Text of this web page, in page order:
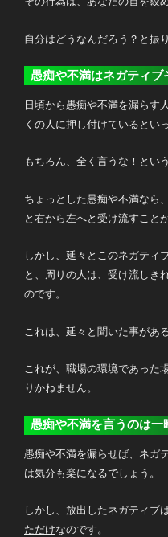
自分はどうなんだろう？と振
愚痴や不満はネガティブ
日頃から愚痴や不満を漏らす
くの人に押し付けているとい
もちろん、全く言うな！とい
ちょっとした愚痴や不満なら
と右から左へと受け流すこと
しかし、延々とこのネガティ
と、周りの人は、受け流しき
のです。
これは、延々と聞いた事があ
これが、職場の環境であった
りかねません。
愚痴や不満を言うのは一
愚痴や不満を漏らせば、ネガ
は気分も楽になるでしょう。
しかし、放出したネガティブ
ただけなのです。